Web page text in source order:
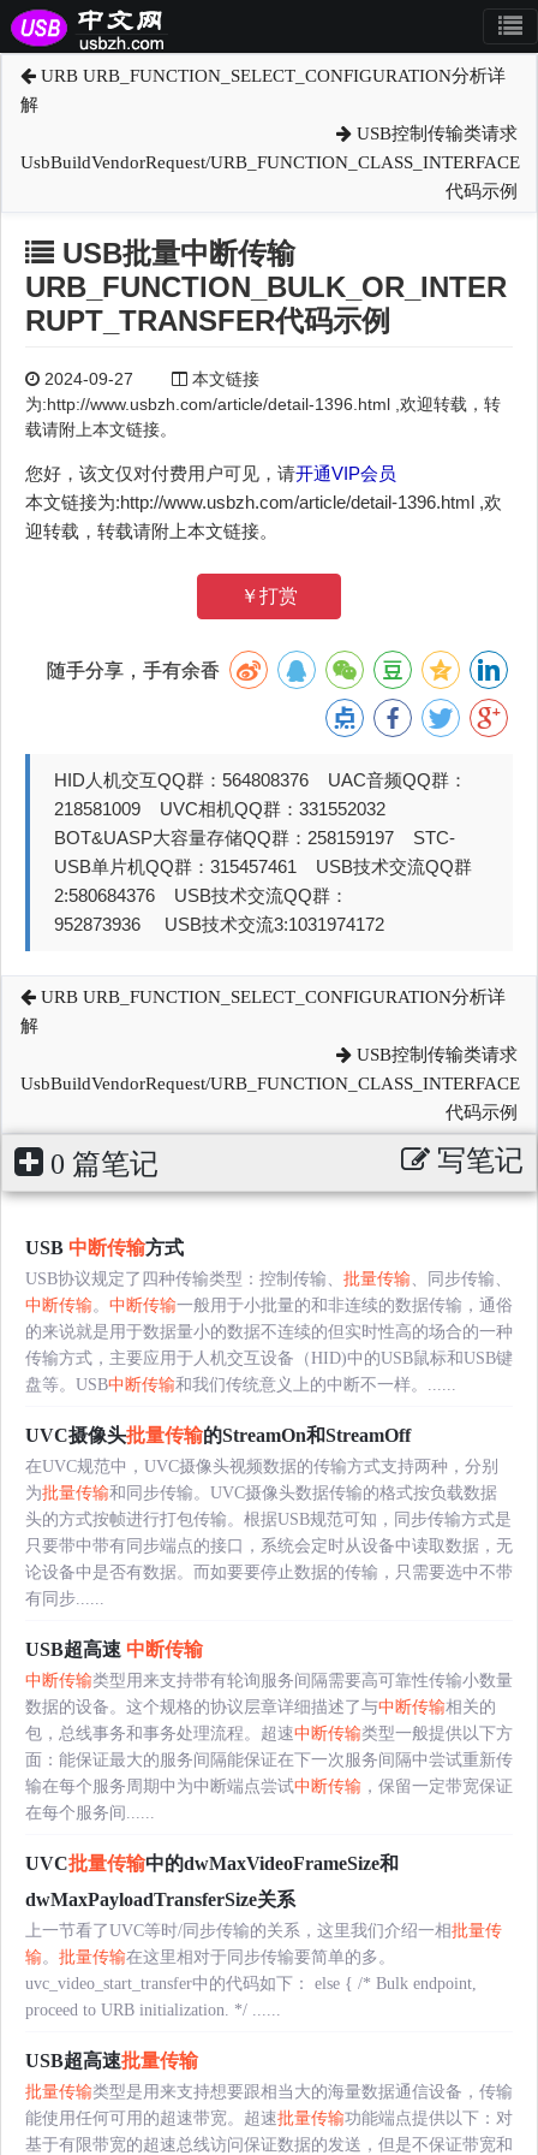
URB URB_FUNCTION_SELECT_CONFIGURATION分析详
解
USB控制传输类请求
UsbBuildVendorRequest/URB_FUNCTION_CLASS_INTERFACE
代码示例
USB批量中断传输
URB_FUNCTION_BULK_OR_INTER
RUPT_TRANSFER代码示例
2024-09-27
本文链接
为:http://www.usbzh.com/article/detail-1396.html ,欢迎转载，转
载请附上本文链接。
您好，该文仅对付费用户可见，请开通VIP会员
本文链接为:http://www.usbzh.com/article/detail-1396.html ,欢
迎转载，转载请附上本文链接。
￥打赏
随手分享，手有余香
HID人机交互QQ群：564808376 UAC音频QQ群：
218581009 UVC相机QQ群：331552032
BOT&UASP大容量存储QQ群：258159197 STC-
USB单片机QQ群：315457461 USB技术交流QQ群
2:580684376 USB技术交流QQ群：
952873936 USB技术交流3:1031974172
URB URB_FUNCTION_SELECT_CONFIGURATION分析详
解
USB控制传输类请求
UsbBuildVendorRequest/URB_FUNCTION_CLASS_INTERFACE
代码示例
0 篇笔记 写笔记
USB 中断传输方式
USB协议规定了四种传输类型：控制传输、 批量传输、同步传输、
中断传输。 中断传输一般用于小批量的和非连续的数据传输，通俗
的来说就是用于数据量小的数据不连续的但实时性高的场合的一种
传输方式，主要应用于人机交互设备（HID)中的USB鼠标和USB键
盘等。USB中断传输和我们传统意义上的中断不一样。......
UVC摄像头批量传输的StreamOn和StreamOff
在UVC规范中，UVC摄像头视频数据的传输方式支持两种，分别
为批量传输和同步传输。UVC摄像头数据传输的格式按负载数据
头的方式按帧进行打包传输。根据USB规范可知，同步传输方式是
只要带中带有同步端点的接口，系统会定时从设备中读取数据，无
论设备中是否有数据。而如要要停止数据的传输，只需要选中不带
有同步......
USB超高速 中断传输
中断传输类型用来支持带有轮询服务间隔需要高可靠性传输小数量
数据的设备。这个规格的协议层章详细描述了与中断传输相关的
包，总线事务和事务处理流程。超速中断传输类型一般提供以下方
面：能保证最大的服务间隔能保证在下一次服务间隔中尝试重新传
输在每个服务周期中为中断端点尝试中断传输 ，保留一定带宽保证
在每个服务间......
UVC批量传输中的dwMaxVideoFrameSize和
dwMaxPayloadTransferSize关系
上一节看了UVC等时/同步传输的关系，这里我们介绍一相批量传
输。 批量传输在这里相对于同步传输要简单的多。
uvc_video_start_transfer中的代码如下： else { /* Bulk endpoint,
proceed to URB initialization. */ ......
USB超高速批量传输
批量传输类型是用来支持想要跟相当大的海量数据通信设备，传输
能使用任何可用的超速带宽。超速批量传输功能端点提供以下：对
基于有限带宽的超速总线访问保证数据的发送，但是不保证带宽和